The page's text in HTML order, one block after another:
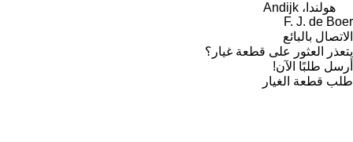
هولندا، Andijk
F. J. de Boer
الاتصال بالبائع
يتعذر العثور على قطعة غيار؟
أرسل طلبًا الآن!
طلب قطعة الغيار